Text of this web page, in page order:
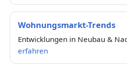
Wohnungsmarkt-Trends
Entwicklungen in Neubau &
erfahren